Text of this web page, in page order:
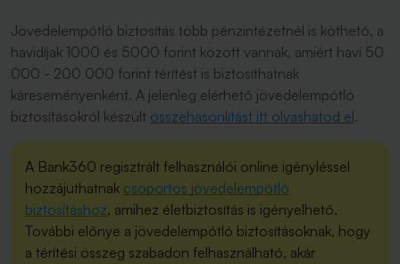
Jövedelempótló biztosítás több pénzintézetnél is köthető, a
havidíjak 1000 és 5000 forint között vannak, amiért havi 50
000 - 200 000 forint térítést is biztosíthatnak
káreseményenként. A jelenleg elérhető jövedelempótló
biztosításokról készült összehasonlítást itt olvashatod el.
A Bank360 regisztrált felhasználói online igényléssel
hozzájuthatnak csoportos jövedelempótló
biztosításhoz, amihez életbiztosítás is igényelhető.
További előnye a jövedelempótló biztosításoknak, hogy
a térítési összeg szabadon felhasználható, akár